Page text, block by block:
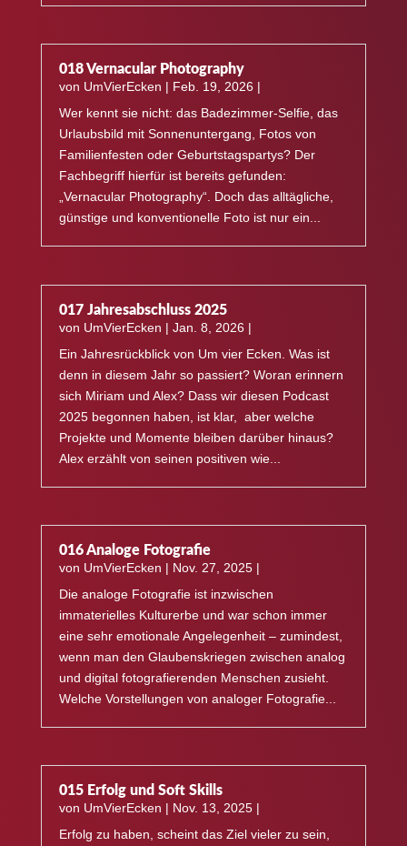
018 Vernacular Photography
von UmVierEcken | Feb. 19, 2026|
Wer kennt sie nicht: das Badezimmer-Selfie, das
Urlaubsbild mit Sonnenuntergang, Fotos von
Familienfesten oder Geburtstagspartys? Der
Fachbegriff hierfür ist bereits gefunden:
„Vernacular Photography“. Doch das alltägliche,
günstige und konventionelle Foto ist nur ein...
017 Jahresabschluss 2025
von UmVierEcken | Jan. 8, 2026|
Ein Jahresrückblick von Um vier Ecken. Was ist
denn in diesem Jahr so passiert? Woran erinnern
sich Miriam und Alex? Dass wir diesen Podcast
2025 begonnen haben, ist klar, aber welche
Projekte und Momente bleiben darüber hinaus?
Alex erzählt von seinen positiven wie...
016 Analoge Fotografie
von UmVierEcken | Nov. 27, 2025|
Die analoge Fotografie ist inzwischen
immaterielles Kulturerbe und war schon immer
eine sehr emotionale Angelegenheit – zumindest,
wenn man den Glaubenskriegen zwischen analog
und digital fotografierenden Menschen zusieht.
Welche Vorstellungen von analoger Fotografie...
015 Erfolg und Soft Skills
von UmVierEcken | Nov. 13, 2025|
Erfolg zu haben, scheint das Ziel vieler zu sein,